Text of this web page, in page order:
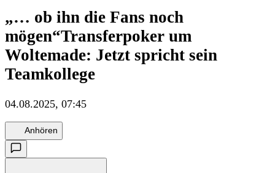
„… ob ihn die Fans noch
mögen“Transferpoker um
Woltemade: Jetzt spricht sein
Teamkollege
04.08.2025, 07:45
Anhören